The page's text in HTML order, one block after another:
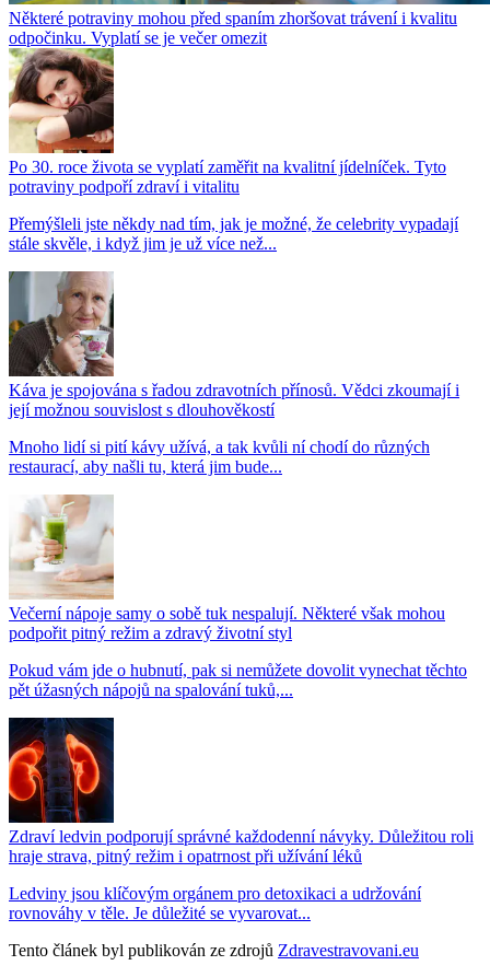
Některé potraviny mohou před spaním zhoršovat trávení i kvalitu
odpočinku. Vyplatí se je večer omezit
Po 30. roce života se vyplatí zaměřit na kvalitní jídelníček. Tyto
potraviny podpoří zdraví i vitalitu
Přemýšleli jste někdy nad tím, jak je možné, že celebrity vypadají
stále skvěle, i když jim je už více než...
Káva je spojována s řadou zdravotních přínosů. Vědci zkoumají i
její možnou souvislost s dlouhověkostí
Mnoho lidí si pití kávy užívá, a tak kvůli ní chodí do různých
restaurací, aby našli tu, která jim bude...
Večerní nápoje samy o sobě tuk nespalují. Některé však mohou
podpořit pitný režim a zdravý životní styl
Pokud vám jde o hubnutí, pak si nemůžete dovolit vynechat těchto
pět úžasných nápojů na spalování tuků,...
Zdraví ledvin podporují správné každodenní návyky. Důležitou roli
hraje strava, pitný režim i opatrnost při užívání léků
Ledviny jsou klíčovým orgánem pro detoxikaci a udržování
rovnováhy v těle. Je důležité se vyvarovat...
Tento článek byl publikován ze zdrojů Zdravestravovani.eu